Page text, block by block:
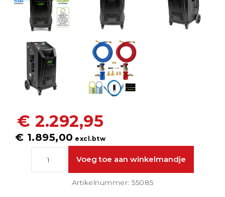
€ 2.292,95
€ 1.895,00 excl.btw
Artikelnummer: 55085